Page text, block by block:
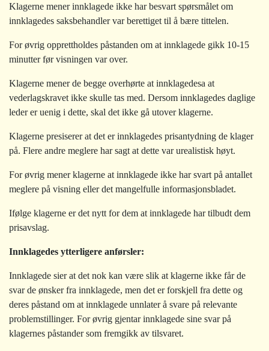
Klagerne mener innklagede ikke har besvart spørsmålet om
innklagedes saksbehandler var berettiget til å bære tittelen.
For øvrig opprettholdes påstanden om at innklagede gikk 10-15
minutter før visningen var over.
Klagerne mener de begge overhørte at innklagedesa at
vederlagskravet ikke skulle tas med. Dersom innklagedes daglige
leder er uenig i dette, skal det ikke gå utover klagerne.
Klagerne presiserer at det er innklagedes prisantydning de klager
på. Flere andre meglere har sagt at dette var urealistisk høyt.
For øvrig mener klagerne at innklagede ikke har svart på antallet
meglere på visning eller det mangelfulle informasjonsbladet.
Ifølge klagerne er det nytt for dem at innklagede har tilbudt dem
prisavslag.
Innklagedes ytterligere anførsler:
Innklagede sier at det nok kan være slik at klagerne ikke får de
svar de ønsker fra innklagede, men det er forskjell fra dette og
deres påstand om at innklagede unnlater å svare på relevante
problemstillinger. For øvrig gjentar innklagede sine svar på
klagernes påstander som fremgikk av tilsvaret.